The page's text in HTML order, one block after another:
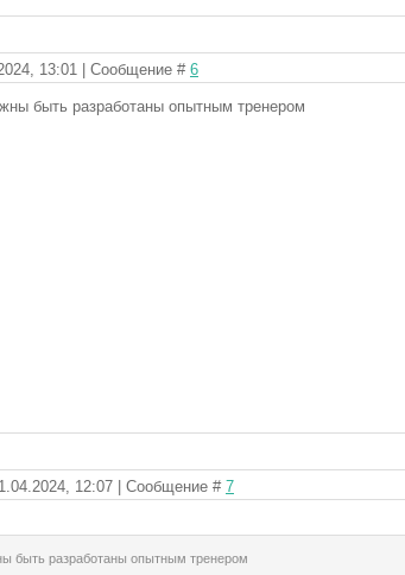
13:01 | Сообщение #6
быть разработаны опытным тренером
12:07 | Сообщение # 7
быть разработаны опытным тренером